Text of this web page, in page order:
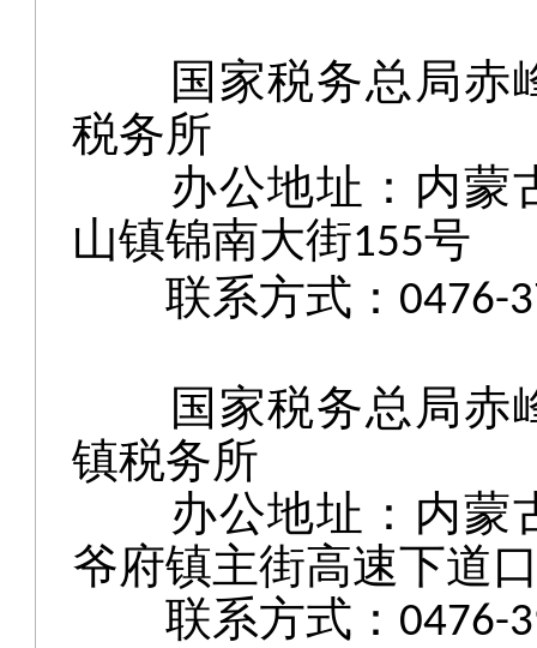
国家税务总局赤
税务所
办公地址：内蒙
山镇锦南大街155号
联系方式： 0476-
国家税务总局赤
镇税务所
办公地址：内蒙
爷府镇主街高速下道
联系方式： 0476-